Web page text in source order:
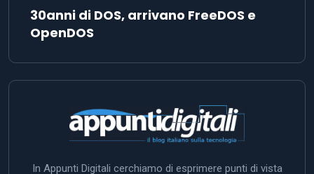
30anni di DOS, arrivano FreeDOS e
OpenDOS
In Appunti Digitali cerchiamo di esprimere punti di vista